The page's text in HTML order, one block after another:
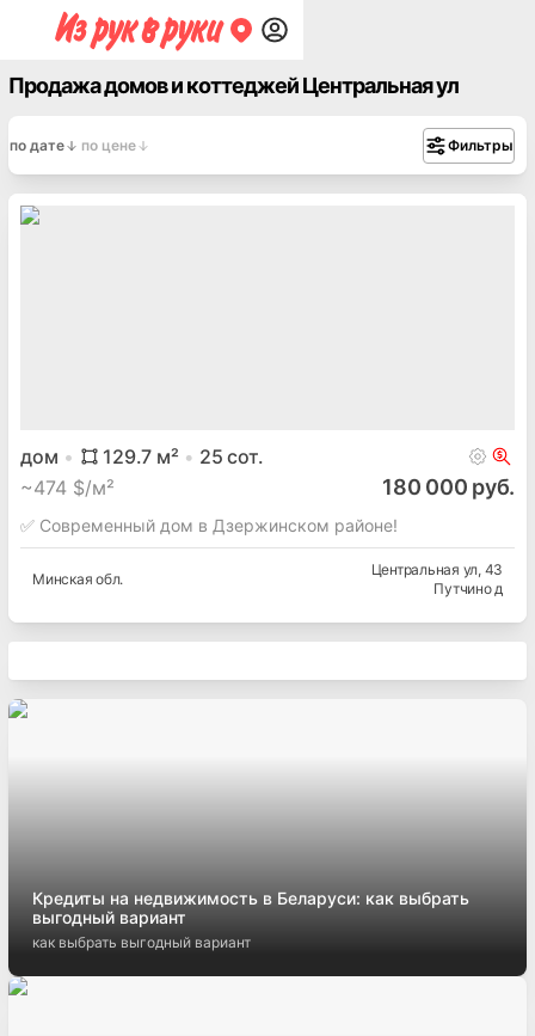
Продажа домов и коттеджей Центральная ул
по дате по цене Фильтры
дом 129.7 м² 25 сот.
~474 $/м² 180 000 руб.
✅ Современный дом в Дзержинском районе!
Минская обл.
Центральная ул, 43
Путчино д
Кредиты на недвижимость в Беларуси: как выбрать
выгодный вариант
как выбрать выгодный вариант